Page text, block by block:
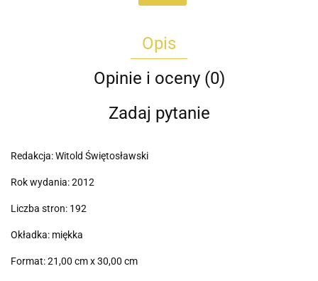
Opis
Opinie i oceny (0)
Zadaj pytanie
Redakcja: Witold Świętosławski
Rok wydania: 2012
Liczba stron: 192
Okładka: miękka
Format: 21,00 cm x 30,00 cm